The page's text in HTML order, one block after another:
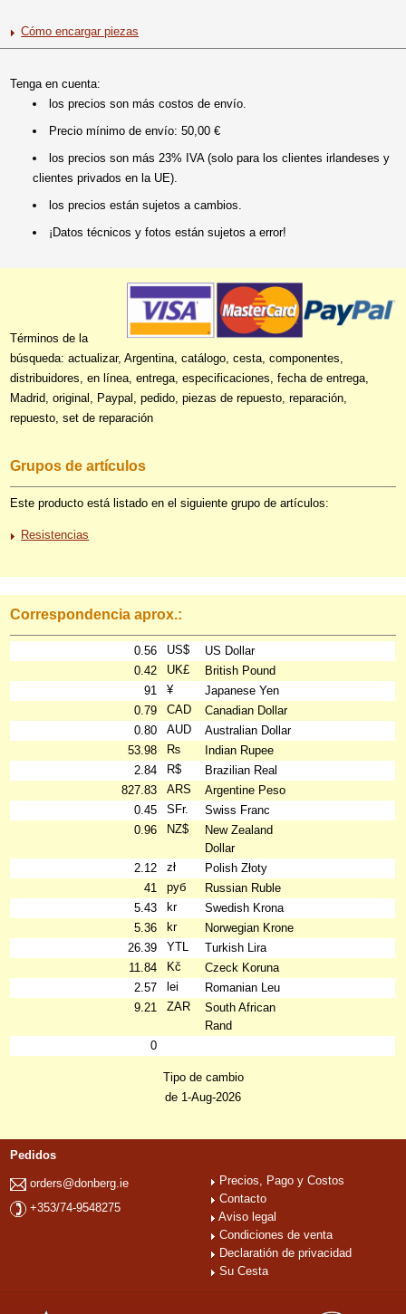
Cómo encargar piezas
Tenga en cuenta:
los precios son más costos de envío.
Precio mínimo de envío: 50,00 €
los precios son más 23% IVA (solo para los clientes irlandeses y
clientes privados en la UE).
los precios están sujetos a cambios.
¡Datos técnicos y fotos están sujetos a error!
Términos de la
búsqueda: actualizar, Argentina, catálogo, cesta, componentes,
distribuidores, en línea, entrega, especificaciones, fecha de entrega,
Madrid, original, Paypal, pedido, piezas de repuesto, reparación,
repuesto, set de reparación
Grupos de artículos
Este producto está listado en el siguiente grupo de artículos:
Resistencias
Correspondencia aprox.:
0.56 US$
US Dollar
0.42
UK£
British Pound
91
¥
Japanese Yen
0.79
CAD
Canadian Dollar
0.80
AUD
Australian Dollar
53.98
₨
Indian Rupee
2.84
R$
Brazilian Real
827.83
ARS
Argentine Peso
0.45
SFr.
Swiss Franc
0.96
NZ$
New Zealand
Dollar
2.12
zł
Polish Złoty
41
руб
Russian Ruble
5.43
kr
Swedish Krona
5.36
kr
Norwegian Krone
26.39
YTL
Turkish Lira
11.84
Kč
Czeck Koruna
2.57
lei
Romanian Leu
9.21
ZAR
South African
Rand
0
Tipo de cambio
de 1-Aug-2026
Pedidos
orders@donberg.ie
+353/74-9548275
Precios, Pago y Costos
Contacto
Aviso legal
Condiciones de venta
Declaratión de privacidad
Su Cesta